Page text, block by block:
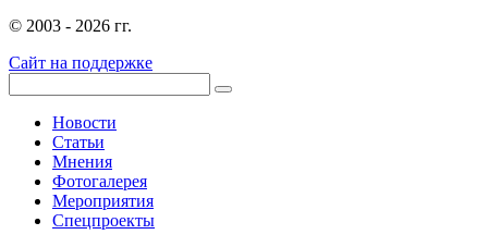
© 2003 - 2026 гг.
Сайт на поддержке
Новости
Статьи
Мнения
Фотогалерея
Мероприятия
Спецпроекты